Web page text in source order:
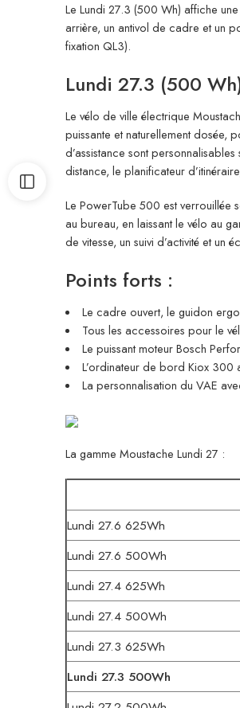
Le Lundi 27.3 (500 Wh) affiche
arrière, un antivol de cadre et un
fixation QL3).
Lundi 27.3 (500
Le vélo de ville électrique
puissante et naturellement dosée,
d’assistance sont
distance, le planificateur
Le PowerTube 500 est verrouillée
au bureau, en laissant le vélo au
de vitesse, un suivi d’activité et
Points forts :
Le cadre ouvert, le guidon
Tous les accessoires pour le
Le puissant moteur Bosch
L’ordinateur de bord Kiox 300
La personnalisation du VAE
La gamme Moustache Lundi 27 :
Lundi 27.6 625Wh
Lundi 27.6 500Wh
Lundi 27.4 625Wh
Lundi 27.4 500Wh
Lundi 27.3 625Wh
Lundi 27.3 500Wh